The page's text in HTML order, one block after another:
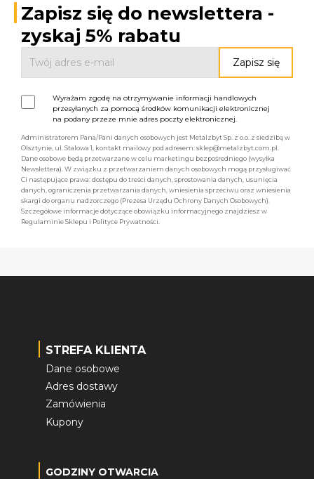
Zapisz się do newslettera -
zyskaj 5% rabatu
Wyrażam zgodę na otrzymywanie informacji handlowych
przesyłanych za pomocą środków komunikacji elektronicznej
na podany przeze mnie adres poczty elektronicznej.
Administratorem Pana/Pani danych osobowych jest Metalzbyt Sp. z o.o. z siedzibą w
Olsztynie, ul. Stalowa 1, kontakt mailowy pod adresem: sklep@metalzbyt.com.pl.
Dane osobowe będą przetwarzane w celu marketingu bezpośredniego (wysyłka
Newslettera). W związku z przetwarzaniem danych osobowych mogą przysługiwać
Ci następujące prawa: dostępu do treści danych, sprostowania danych, usunięcia
danych, ograniczenia przetwarzania danych, wniesienia sprzeciwu oraz wniesienia
skargi do organu nadzorczego (Prezesa Urzędu Ochrony Danych Osobowych).
Szczegółowe informacje dotyczące obowiązku informacyjnego znajdziesz w
Regulaminie Sklepu i Polityce Prywatności.
STREFA KLIENTA
Dane osobowe
Adres dostawy
Zamówienia
Kupony
GODZINY OTWARCIA